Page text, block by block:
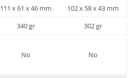
111 x 61 x 46 mm
102 x 58 x 43 mm
340 gr
302 gr
No No